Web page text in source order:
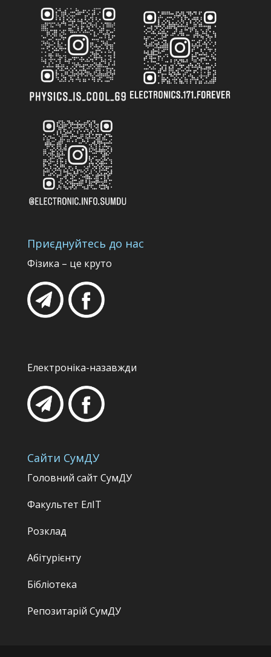
Приєднуйтесь до нас
Фізика – це круто
Електроніка-назавжди
Сайти СумДУ
Головний сайт СумДУ
Факультет ЕлІТ
Розклад
Абітурієнту
Бібліотека
Репозитарій СумДУ